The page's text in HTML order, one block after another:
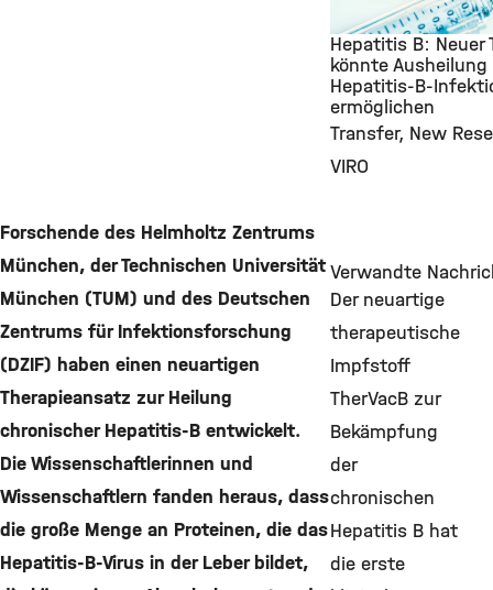
©
Hepatitis B: Neuer
könnte
Hepatitis-B-
ermöglichen
Transfer New
VIRO
Forschende des Helmholtz Zentrums
München, der Technischen Universität
München (TUM) und des Deutschen
Zentrums für Infektionsforschung
(DZIF) haben einen neuartigen
Therapieansatz zur Heilung
chronischer Hepatitis-B entwickelt.
Die Wissenschaftlerinnen und
Wissenschaftlern fanden heraus, dass
die große Menge an Proteinen, die das
Hepatitis-B-Virus in der Leber bildet,
Verwandte
Der neuartige
therapeutische
Impfstoff
TherVacB zur
Bekämpfung
der
chronischen
Hepatitis B hat
die erste